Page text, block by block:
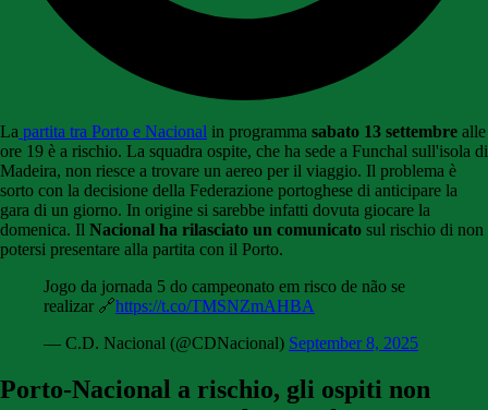
La partita tra Porto e Nacional in programma sabato 13 settembre alle
ore 19 è a rischio. La squadra ospite, che ha sede a Funchal sull'isola di
Madeira, non riesce a trovare un aereo per il viaggio. Il problema è
sorto con la decisione della Federazione portoghese di anticipare la
gara di un giorno. In origine si sarebbe infatti dovuta giocare la
domenica. Il Nacional ha rilasciato un comunicato sul rischio di non
potersi presentare alla partita con il Porto.
Jogo da jornada 5 do campeonato em risco de não se
realizar 🔗https://t.co/TMSNZmAHBA
— C.D. Nacional (@CDNacional) September 8, 2025
Porto-Nacional a rischio, gli ospiti non